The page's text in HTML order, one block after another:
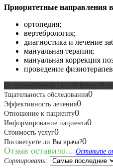
Приоритетные направления
ортопедия;
вертебрология;
диагностика и лечение
мануальная терапия;
мануальная коррекция
проведение
Тщательность обследования0
Эффективность лечения0
Отношение к пациенту0
Информирование пациента0
Стоимость услуг0
Посоветуете ли Вы врача?0
Отзыв оставило... Оставьте
Сортировать: